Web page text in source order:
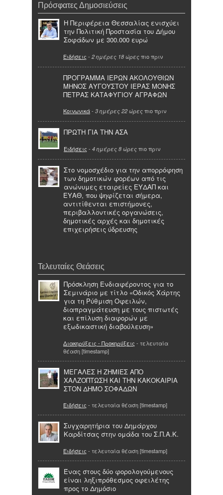
Πρόσφατες Δημοσιεύσεις
Η Περιφέρεια Θεσσαλίας ενισχύει
την Πολιτική Προστασία του Δήμου
Σοφάδων με 300.000 ευρώ
Ειδήσεις - 2 ημέρες 18 ώρες πιο πριν
ΠΡΟΓΡΑΜΜΑ ΙΕΡΩΝ ΑΚΟΛΟΥΘΙΩΝ
ΜΗΝΟΣ ΑΥΓΟΥΣΤΟΥ ΙΕΡΑΣ ΜΟΝΗΣ
ΠΕΤΡΑΣ ΚΑΤΑΦΥΓΙΟΥ ΑΓΡΑΦΩΝ
Κοινωνικά- 3 ημέρες 22 ώρες πιο πριν
ΠΡΩΤΗ ΓΙΑ ΤΗΝ ΑΣΑ
Ειδήσεις - 4 ημέρες 8 ώρες πιο πριν
Στο νομοσχέδιο για την απορρόφηση
των δημοτικών φορέων από τις
ανώνυμες εταιρείες ΕΥΔΑΠ και
ΕΥΑΘ, που ψηφίζεται σήμερα,
αντιτίθενται επιστήμονες,
περιβαλλοντικές οργανώσεις,
δημοτικές αρχές και δημοτικές
επιχειρήσεις ύδρευσης
Τελευταίες Θεάσεις
Πρόσκληση Ενδιαφέροντος για το
Σεμινάριο με τίτλο «Οδικός Χάρτης
για τη Ρύθμιση Οφειλών,
διαπραγμάτευση με τους πιστωτές
και επίλυση διαφορών με
εξωδικαστική διαβούλευση»
Διακηρύξεις - Προκηρύξεις - τελευταία
θέαση [timestamp]
ΜΕΓΑΛΕΣ Η ΖΗΜΙΕΣ ΑΠΟ
ΧΑΛΖΟΠΤΩΣΗ ΚΑΙ ΤΗΝ ΚΑΚΟΚΑΙΡΙΑ
ΣΤΟΝ ΔΗΜΟ ΣΟΦΑΔΩΝ
Ειδήσεις - τελευταία θέαση [timestamp]
Συγχαρητήρια του Δημάρχου
Καρδίτσας στην ομάδα του Σ.Π.Α.Κ.
Ειδήσεις - τελευταία θέαση [timestamp]
Ένας στους δύο φορολογούμενους
είναι ληξιπρόθεσμος οφειλέτης
προς το Δημόσιο